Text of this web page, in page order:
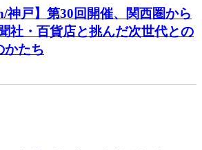
神戸】第30回開催、関西圏から
社・百貨店と挑んだ次世代との
かたち